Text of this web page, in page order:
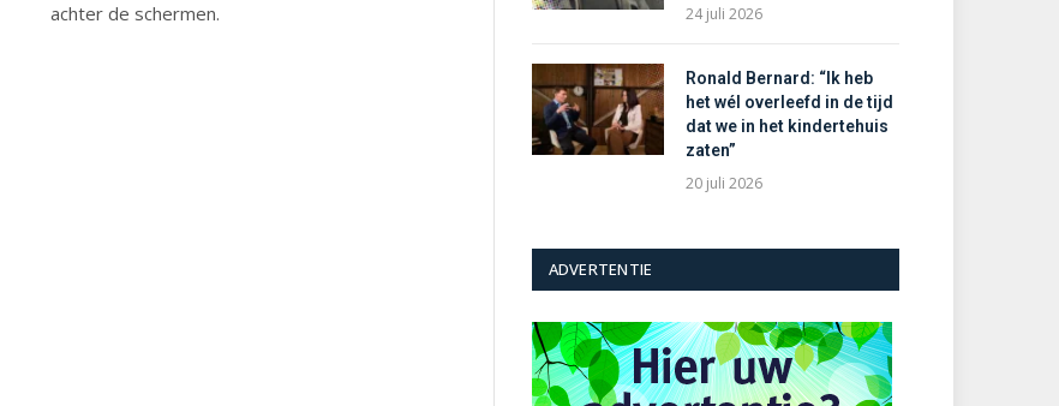
achter de schermen.
24 juli 2026
Ronald Bernard: “Ik heb
het wél overleefd in de tijd
dat we in het kindertehuis
zaten”
20 juli 2026
ADVERTENTIE